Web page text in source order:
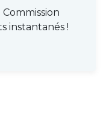
instantanés !